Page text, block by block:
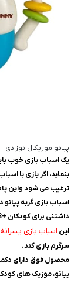
پیانو موزیکال نوزادی
یک اسباب بازی خوب
بنماید، اگر بازی با
ترغیب می شود واین
داشتنی برای کودکان +18 ماه می باشد.
این اسباب بازی پسرانه
سرگرم بازی کند.
محصول فوق دارای
پیانو، موزیک های